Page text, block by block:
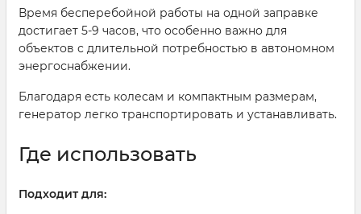
Время бесперебойной работы на одной заправке
достигает 5-9 часов, что особенно важно для
объектов с длительной потребностью в автономном
энергоснабжении.
Благодаря есть колесам и компактным размерам,
генератор легко транспортировать и устанавливать.
Где использовать
Подходит для: